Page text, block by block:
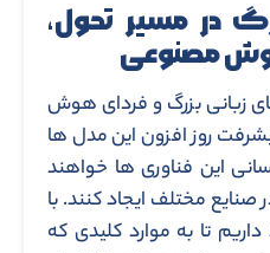
در مسیر تحول،
مصنوعی
زبانی بزرگ و فردای هوش
روز افزون این مدل ها
این فناوری ها خواهند
مختلف ایجاد کنند. با
تا به موارد کلیدی که